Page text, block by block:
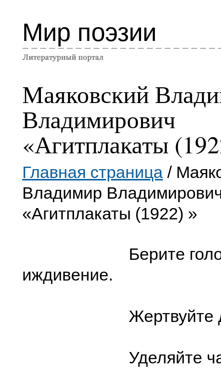
Мир поэзии
Маяковский
Владимирович
«Агитплакаты
Главная страница /
Владимир
«Агитплакаты (1922) »
Берите
иждивение.
Жертвуйте
Уделяйте